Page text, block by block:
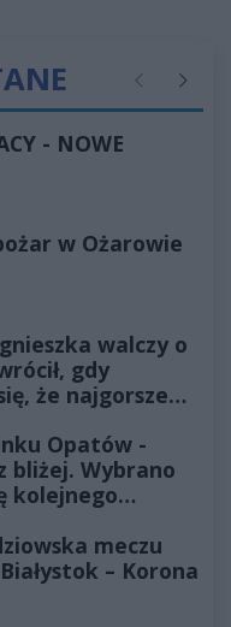
Poprzednie
- NOWE
w Ożarowie
walczy o
gdy
że najgorsze
Opatów -
bliżej. Wybrano
kolejnego
meczu
– Korona